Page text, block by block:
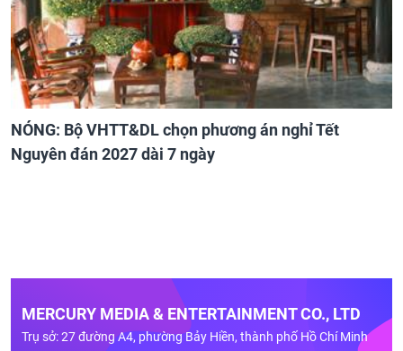
NÓNG: Bộ VHTT&DL chọn phương án nghỉ Tết
Nguyên đán 2027 dài 7 ngày
MERCURY MEDIA & ENTERTAINMENT CO., LTD
Trụ sở: 27 đường A4, phường Bảy Hiền, thành phố Hồ Chí Minh